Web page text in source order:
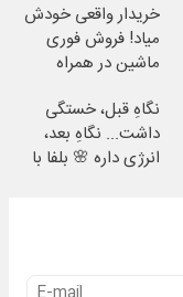
خریدار واقعی خودش
میاد! فروش فوری
ماشین در همراه
نگاهِ قبل، خستگی
داشت... نگاهِ بعد،
انرژی داره 🌸 بلفا با